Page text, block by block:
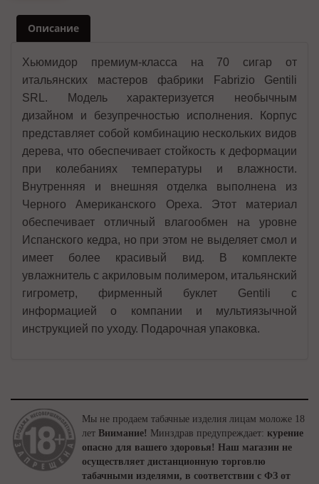
Описание
Хьюмидор премиум-класса на 70 сигар от
итальянских мастеров фабрики Fabrizio Gentili
SRL. Модель характеризуется необычным
дизайном и безупречностью исполнения. Корпус
представляет собой комбинацию нескольких видов
дерева, что обеспечивает стойкость к деформации
при колебаниях температуры и влажности.
Внутренняя и внешняя отделка выполнена из
Черного Американского Ореха. Этот материал
обеспечивает отличный влагообмен на уровне
Испанского кедра, но при этом не выделяет смол и
имеет более красивый вид. В комплекте
увлажнитель с акриловым полимером, итальянский
гигрометр, фирменный буклет Gentili с
информацией о компании и мультиязычной
инструкцией по уходу. Подарочная упаковка.
Мы не продаем табачные изделия лицам моложе 18
лет Внимание! Минздрав предупреждает: курение
опасно для вашего здоровья! Наш магазин не
осуществляет дистанционную торговлю
табачными изделями, в соответствии с ФЗ от